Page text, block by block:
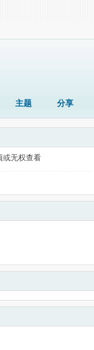
主题 分享
或无权查看